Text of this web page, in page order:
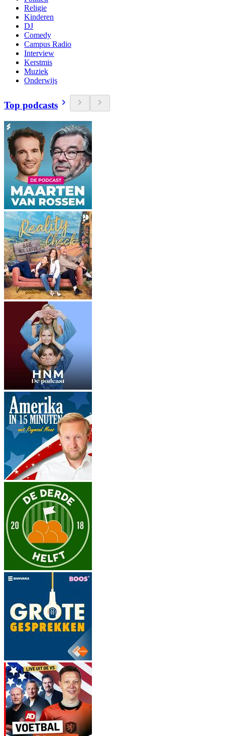
Religie
Kinderen
DJ
Comedy
Campus Radio
Interview
Kerstmis
Muziek
Onderwijs
Top podcasts